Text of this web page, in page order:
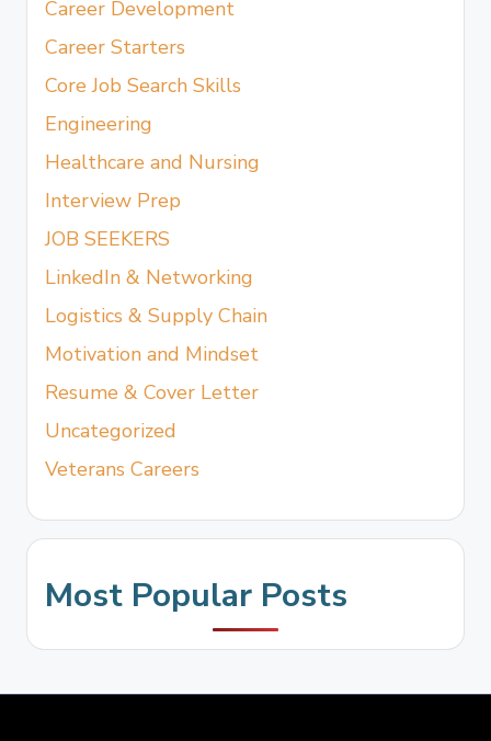
Career Development
Career Starters
Core Job Search Skills
Engineering
Healthcare and Nursing
Interview Prep
JOB SEEKERS
LinkedIn & Networking
Logistics & Supply Chain
Motivation and Mindset
Resume & Cover Letter
Uncategorized
Veterans Careers
Most Popular Posts